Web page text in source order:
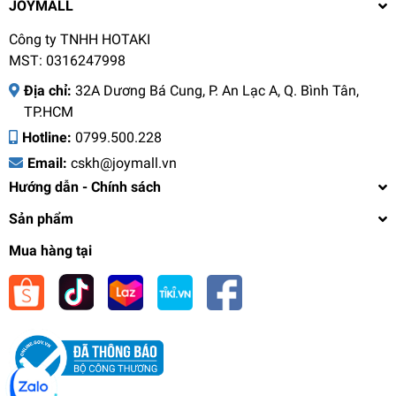
JOYMALL
Công ty TNHH HOTAKI
MST: 0316247998
Địa chỉ: 32A Dương Bá Cung, P. An Lạc A, Q. Bình Tân,
TP.HCM
Hotline: 0799.500.228
Email: cskh@joymall.vn
Hướng dẫn - Chính sách
Sản phẩm
Mua hàng tại
Tô bát trộn inox 304 Elmich EL8445 EL8446,
miệng rót tiện lợi - JoyMall
599.000₫
undefined